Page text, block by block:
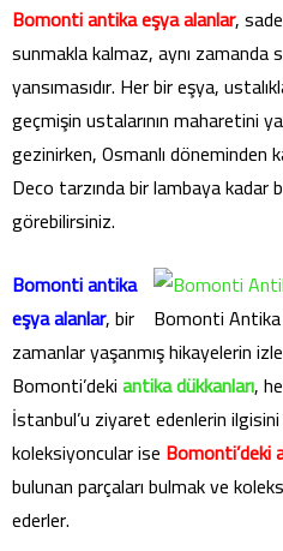
Bomonti antika eşya alanlar,
sunmakla kalmaz, aynı zamanda
yansımasıdır. Her bir eşya,
geçmişin ustalarının maharetini
gezinirken, Osmanlı döneminden
Deco tarzında bir lambaya kadar
görebilirsiniz.
Bomonti
Bomonti antika
eşya alanlar, bir
zamanlar yaşanmış hikayelerin
Bomonti’dekiantika dükkanları,
İstanbul’u ziyaret edenlerin
koleksiyoncular ise Bomonti’deki
bulunan parçaları bulmak ve
ederler.